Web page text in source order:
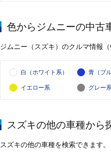
色からジムニーの中古
ジムニー（スズキ）のクルマ情報
白（ホワイト系） 青（ブ
イエロー系 グレー
スズキの他の車種から
スズキの他の車種を検索できます。